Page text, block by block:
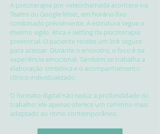
A psicoterapia por videochamada acontece via
Teams ou Google Meet, em horário fixo
combinado previamente. A estrutura segue o
mesmo sigilo, ética e setting da psicoterapia
presencial. O paciente recebe um link seguro
para acessar. Durante o encontro, o foco é na
experiência emocional. Também se trabalha a
elaboração simbólica e o acompanhamento
clínico individualizado.
O formato digital não reduz a profundidade do
trabalho: ele apenas oferece um caminho mais
adaptado ao ritmo contemporâneo.